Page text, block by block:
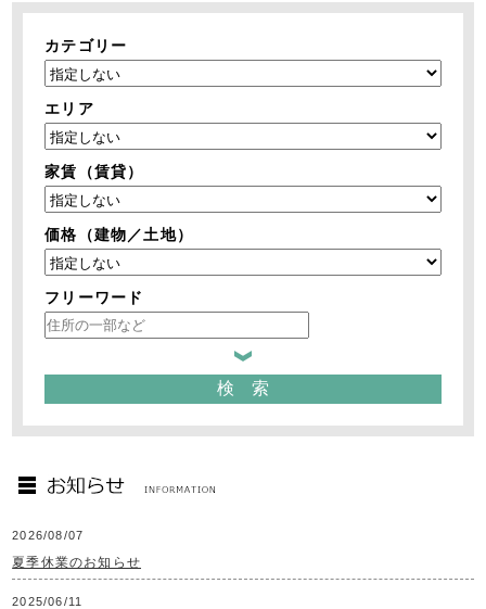
カテゴリー
エリア
家賃（賃貸）
価格（建物／土地）
フリーワード
2026/08/07
夏季休業のお知らせ
2025/06/11